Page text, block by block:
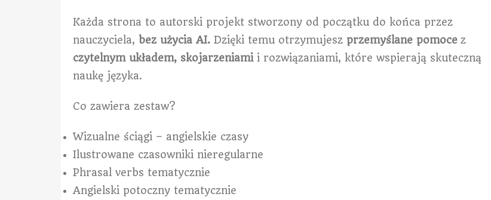
Każda strona to autorski projekt stworzony od początku do końca przez
nauczyciela, bez użycia AI. Dzięki temu otrzymujesz przemyślane pomoce z
czytelnym układem, skojarzeniamii rozwiązaniami, które wspierają skuteczną
naukę języka.
Co zawiera zestaw?
Wizualne ściągi – angielskie czasy
Ilustrowane czasowniki nieregularne
Phrasal verbs tematycznie
Angielski potoczny tematycznie